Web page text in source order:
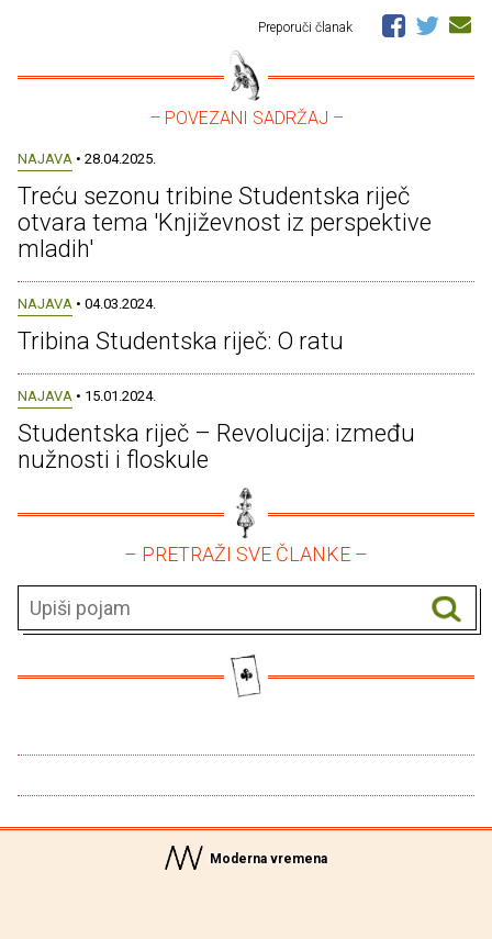
Preporuči članak
– POVEZANI SADRŽAJ –
NAJAVA • 28.04.2025.
Treću sezonu tribine Studentska riječ
otvara tema 'Književnost iz perspektive
mladih'
NAJAVA • 04.03.2024.
Tribina Studentska riječ: O ratu
NAJAVA • 15.01.2024.
Studentska riječ – Revolucija: između
nužnosti i floskule
– PRETRAŽI SVE ČLANKE –
Moderna vremena